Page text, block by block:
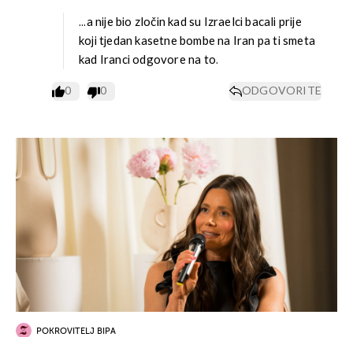
...a nije bio zločin kad su Izraelci bacali prije
koji tjedan kasetne bombe na Iran pa ti smeta
kad Iranci odgovore na to.
0 0 ODGOVORITE
POKROVITELJ BIPA